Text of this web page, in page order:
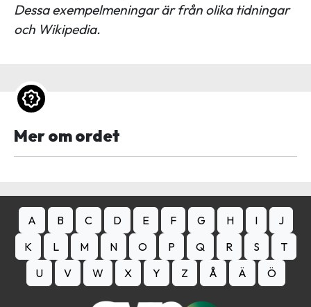
Dessa exempelmeningar är från olika tidningar
och Wikipedia.
Mer om ordet
A B C D E F G H I
J
K
L M N O P Q R S
T
U
V W X Y Z Å Ä Ö